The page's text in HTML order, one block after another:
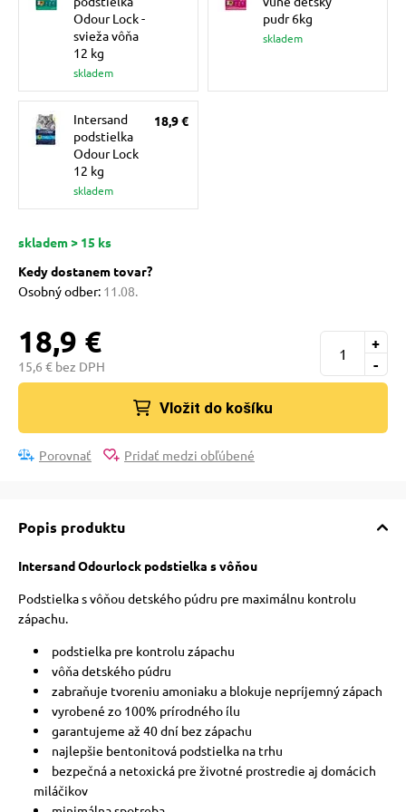
ohlávky
Odour Lock -
svieža vôňa
12 kg
skladem
pudr 6kg
skladem
Intersand
podstielka
Odour Lock
12 kg
skladem
18,9 €
skladem > 15 ks
Kedy dostanem tovar?
Osobný odber: 11.08.
18,9 €
15,6 € bez DPH -
+
Vložit do košíku
Porovnať Pridať medzi obľúbené
Popis produktu
Intersand Odourlock podstielka s vôňou
Podstielka s vôňou detského púdru pre maximálnu kontrolu
zápachu.
podstielka pre kontrolu zápachu
vôňa detského púdru
zabraňuje tvoreniu amoniaku a blokuje nepríjemný zápach
vyrobené zo 100% prírodného ílu
garantujeme až 40 dní bez zápachu
najlepšie bentonitová podstielka na trhu
bezpečná a netoxická pre životné prostredie aj domácich
miláčikov